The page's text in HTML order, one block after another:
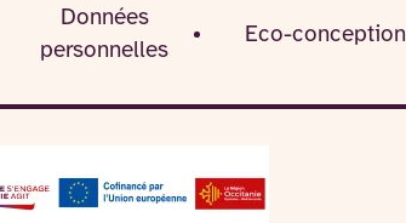
Données
personnelles
Eco-conception